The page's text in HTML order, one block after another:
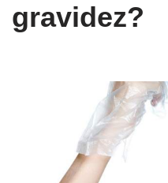
gravidez?